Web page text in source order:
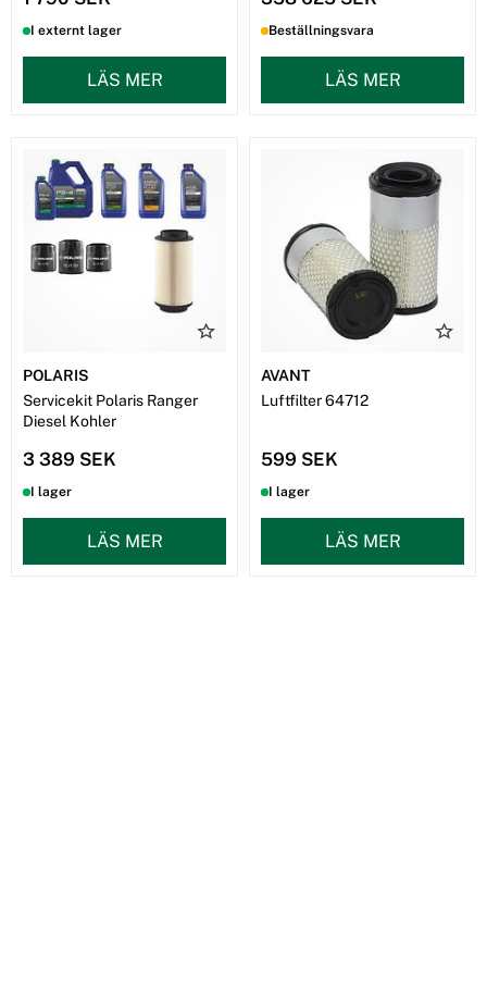
I externt lager
LÄS MER
Beställningsvara
LÄS MER
POLARIS
Servicekit Polaris Ranger
Diesel Kohler
3 389 SEK
I lager
LÄS MER
AVANT
Luftfilter 64712
599 SEK
I lager
LÄS MER